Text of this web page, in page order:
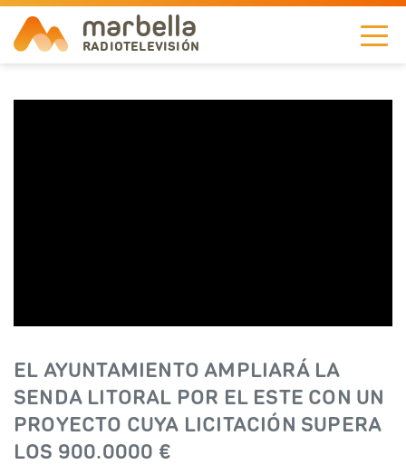
marbella
RADIOTELEVISIÓN
EN
DIRECTO
EL AYUNTAMIENTO AMPLIARÁ LA
SENDA LITORAL POR EL ESTE CON UN
PROYECTO CUYA LICITACIÓN SUPERA
LOS 900.0000 €